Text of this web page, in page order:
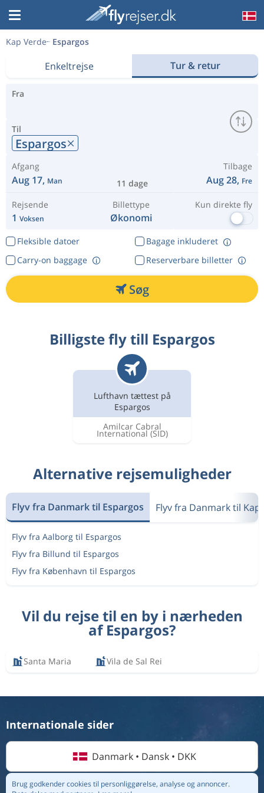
Kap Verde Espargos
Enkeltrejse Tur & retur
Fra
Til
Espargos
Afgang
Aug 17, Man 11 dage
Tilbage
Aug 28, Fre
Rejsende
1 Voksen
Billettype
Økonomi
Kun direkte fly
Fleksible datoer
Bagage inkluderet
Reserverbare billetter
Carry-on baggage
Søg
Billigste fly till Espargos
Lufthavn tættest på
Espargos
Amilcar Cabral
International (SID)
Alternative rejsemuligheder
Flyv fra Danmark til Espargos Flyv fra Danmark til Kap
Flyv fra Aalborg til Espargos
Flyv fra Billund til Espargos
Flyv fra København til Espargos
Vil du rejse til en by i nærheden
af Espargos?
Santa Maria Vila de Sal Rei
Brug godkender cookies til personliggørelse, analyse og annoncer.
Internationale sider
Danmark • Dansk • DKK